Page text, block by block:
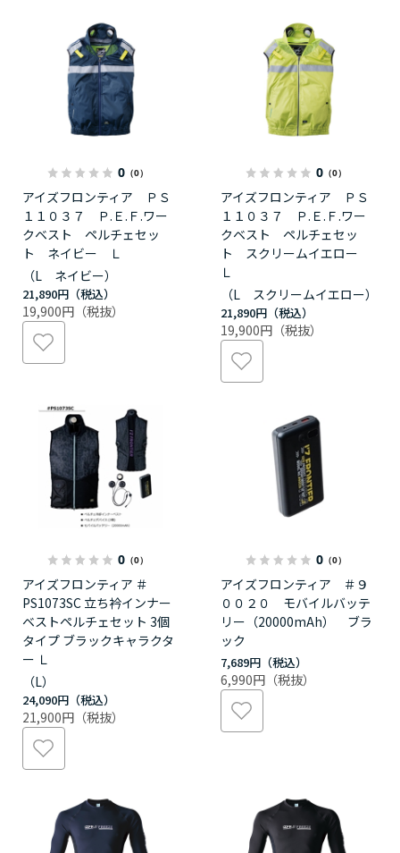
0 （0）
アイズフロンティア ＰＳ
１１０３７ Ｐ.Ｅ.Ｆ.ワー
クベスト ペルチェセッ
ト ネイビー Ｌ
（L ネイビー）
21,890円
19,900円
0（0）
アイズフロンティア ＰＳ
１１０３７ Ｐ.Ｅ.Ｆ.ワー
クベスト ペルチェセッ
ト スクリームイエロー
Ｌ
（L スクリームイエロー）
21,890円
19,900円
0 （0）
アイズフロンティア ＃
PS1073SC 立ち衿インナー
ベストペルチェセット 3個
タイプ ブラックキャラクタ
ー Ｌ
（L）
24,090円
21,900円
0（0）
アイズフロンティア ＃９
００２０ モバイルバッテ
リー（20000mAh） ブラ
ック
7,689円
6,990円